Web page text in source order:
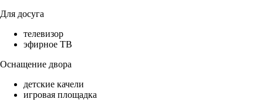
Для досуга
телевизор
эфирное ТВ
Оснащение двора
детские качели
игровая площадка